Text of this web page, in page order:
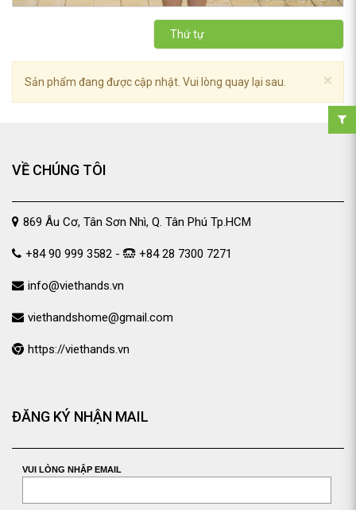
Thứ tự
×
Sản phẩm đang được cập nhật. Vui lòng quay lại sau.
VỀ CHÚNG TÔI
869 Âu Cơ, Tân Sơn Nhì, Q. Tân Phú Tp.HCM
+84 90 999 3582 - +84 28 7300 7271
info@viethands.vn
viethandshome@gmail.com
https://viethands.vn
ĐĂNG KÝ NHẬN MAIL
VUI LÒNG NHẬP EMAIL